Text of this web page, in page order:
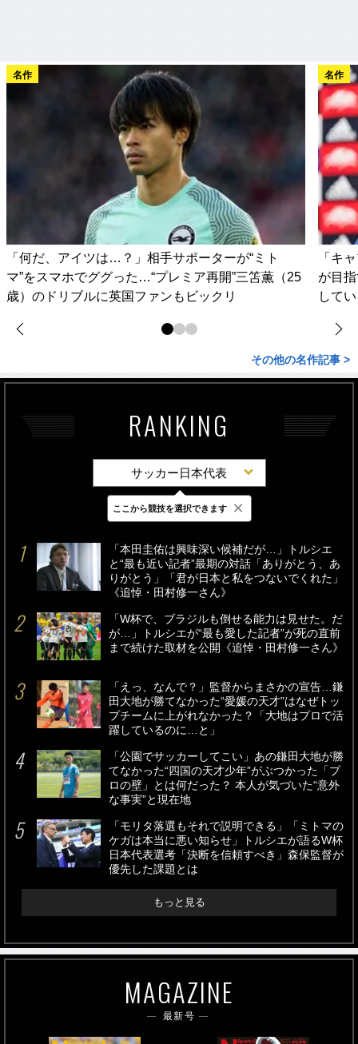
名作
「何だ、アイツは…？」相手サポーターが“ミト
マ”をスマホでググった…“プレミア再開”三笘薫（25
歳）のドリブルに英国ファンもビックリ
名作
「キ
が目
して
その他の名作記事 >
RANKING
サッカー日本代表
最新 24時間 週間
「本田圭佑は興味深い候補だが…」トルシエ
と“最も近い記者”最期の対話「ありがとう、あ
りがとう」「君が日本と私をつないでくれた」
《追悼・田村修一さん》
「W杯で、ブラジルも倒せる能力は見せた。だ
が…」トルシエが“最も愛した記者”が死の直前
まで続けた取材を公開《追悼・田村修一さん》
「えっ、なんで？」監督からまさかの宣告…鎌
田大地が勝てなかった“愛媛の天才”はなぜトッ
プチームに上がれなかった？「大地はプロで活
躍しているのに…と」
「公園でサッカーしてこい」あの鎌田大地が勝
てなかった“四国の天才少年”がぶつかった「プ
ロの壁」とは何だった？ 本人が気づいた“意外
な事実”と現在地
「モリタ落選もそれで説明できる」「ミトマの
ケガは本当に悪い知らせ」トルシエが語るW杯
日本代表選考「決断を信頼すべき」森保監督が
優先した課題とは
もっと見る
MAGAZINE
最新号
ここから競技を選択できます ×